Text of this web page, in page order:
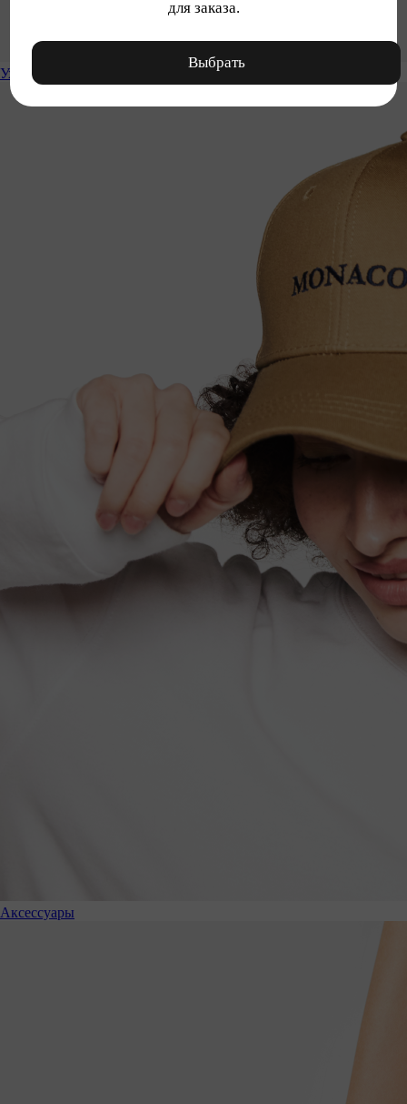
Уход
Аксессуары
для заказа.
Выбрать